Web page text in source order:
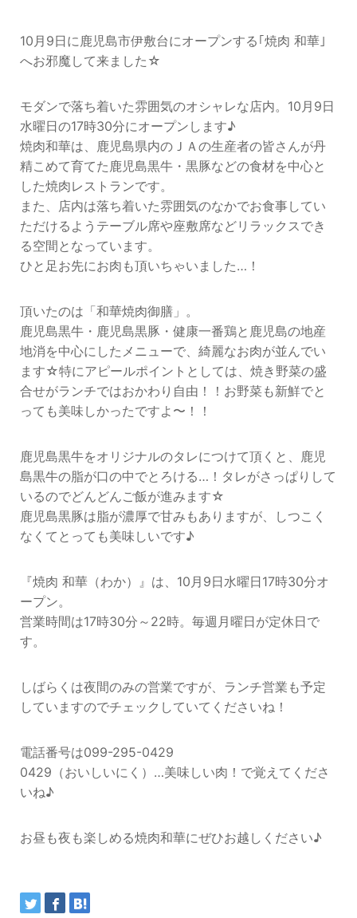
10月9日に鹿児島市伊敷台にオープンする｢焼肉 和華｣
へお邪魔して来ました☆
モダンで落ち着いた雰囲気のオシャレな店内。10月9日
水曜日の17時30分にオープンします♪
焼肉和華は、鹿児島県内のＪＡの生産者の皆さんが丹
精こめて育てた鹿児島黒牛・黒豚などの食材を中心と
した焼肉レストランです。
また、店内は落ち着いた雰囲気のなかでお食事してい
ただけるようテーブル席や座敷席などリラックスでき
る空間となっています。
ひと足お先にお肉も頂いちゃいました…！
頂いたのは「和華焼肉御膳」。
鹿児島黒牛・鹿児島黒豚・健康一番鶏と鹿児島の地産
地消を中心にしたメニューで、綺麗なお肉が並んでい
ます☆特にアピールポイントとしては、焼き野菜の盛
合せがランチではおかわり自由！！お野菜も新鮮でと
っても美味しかったですよ〜！！
鹿児島黒牛をオリジナルのタレにつけて頂くと、鹿児
島黒牛の脂が口の中でとろける…！タレがさっぱりして
いるのでどんどんご飯が進みます☆
鹿児島黒豚は脂が濃厚で甘みもありますが、しつこく
なくてとっても美味しいです♪
『焼肉 和華（わか）』は、10月9日水曜日17時30分オ
ープン。
営業時間は17時30分～22時。毎週月曜日が定休日で
す。
しばらくは夜間のみの営業ですが、ランチ営業も予定
していますのでチェックしていてくださいね！
電話番号は099-295-0429
0429（おいしいにく）…美味しい肉！で覚えてくださ
いね♪
お昼も夜も楽しめる焼肉和華にぜひお越しください♪